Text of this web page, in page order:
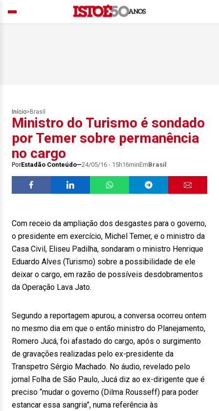
Início> Brasil
Ministro do Turismo é sondado
por Temer sobre permanência
no cargo
PorEstadão Conteúdo 24/05/16 - 15h16minEmBrasil
Com receio da ampliação dos desgastes para o governo,
o presidente em exercício, Michel Temer, e o ministro da
Casa Civil, Eliseu Padilha, sondaram o ministro Henrique
Eduardo Alves (Turismo) sobre a possibilidade de ele
deixar o cargo, em razão de possíveis desdobramentos
da Operação Lava Jato.
Segundo a reportagem apurou, a conversa ocorreu ontem
no mesmo dia em que o então ministro do Planejamento,
Romero Jucá, foi afastado do cargo, após o surgimento
de gravações realizadas pelo ex-presidente da
Transpetro Sérgio Machado. No áudio, revelado pelo
jornal Folha de São Paulo, Jucá diz ao ex-dirigente que é
preciso “mudar o governo (Dilma Rousseff) para poder
estancar essa sangria”, numa referência às